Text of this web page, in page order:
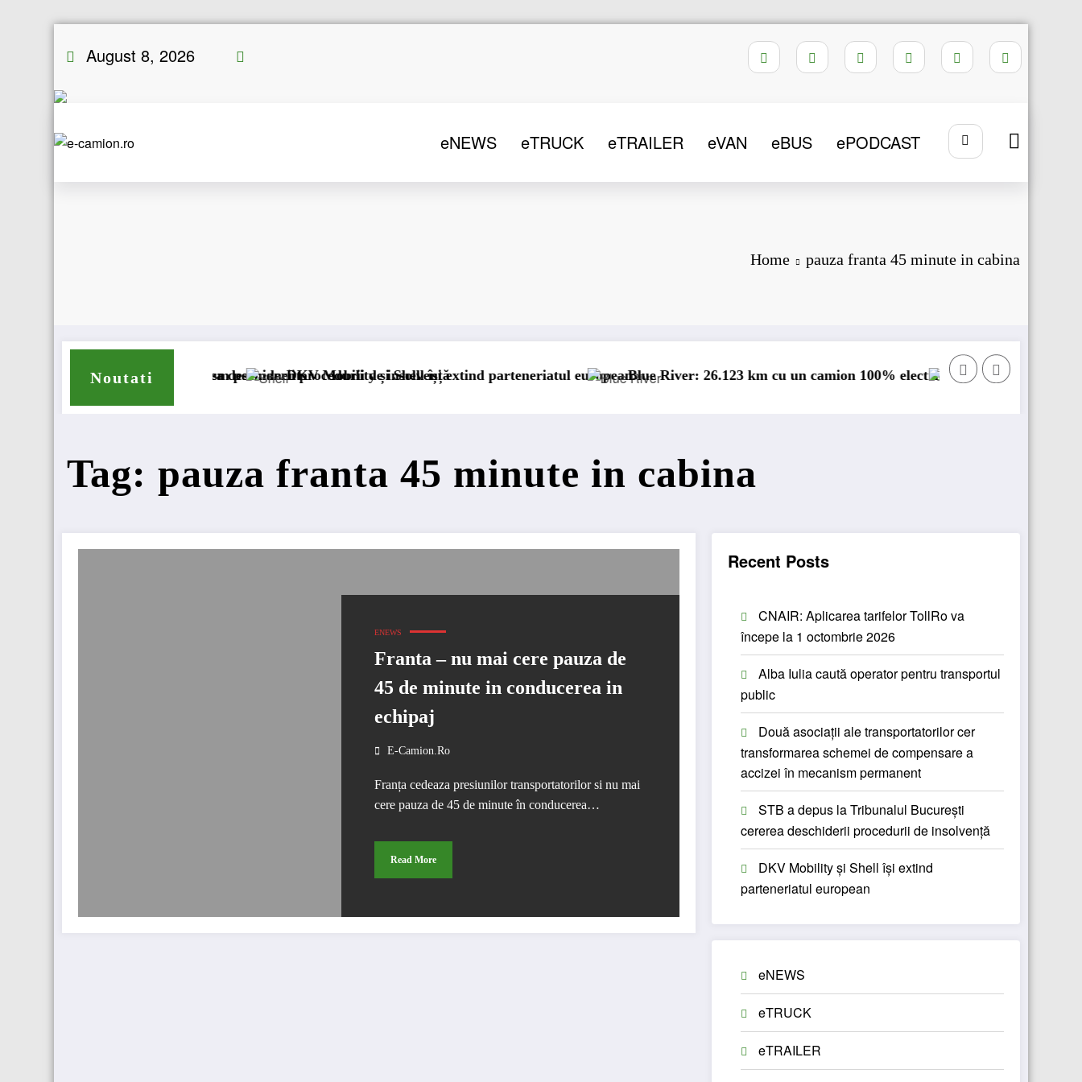
August 8, 2026
eNEWS eTRUCK eTRAILER eVAN eBUS ePODCAST
Home pauza franta 45 minute in cabina
Noutati
accizei în mecanism permanent
București cererea deschiderii procedurii de insolvențăDKV Mobility și Shell își extind parteneriatul europeanBlue River: 26.123 km cu un camion 100% electric în transport internațional
Proiectul Revoy prinde contur
Tag: pauza franta 45 minute in cabina
ENEWS
Franta – nu mai cere pauza de
45 de minute in conducerea in
echipaj
E-Camion.ro
Franța cedeaza presiunilor transportatorilor si nu mai
cere pauza de 45 de minute în conducerea…
Read More
Recent Posts
CNAIR: Aplicarea tarifelor TollRo va
începe la 1 octombrie 2026
Alba Iulia caută operator pentru transportul
public
Două asociații ale transportatorilor cer
transformarea schemei de compensare a
accizei în mecanism permanent
STB a depus la Tribunalul București
cererea deschiderii procedurii de insolvență
DKV Mobility și Shell își extind
parteneriatul european
eNEWS
eTRUCK
eTRAILER